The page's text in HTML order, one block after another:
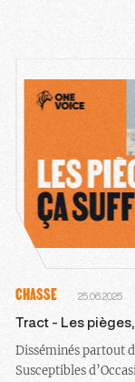
CHASSE 25.06.2025
Tract - Les
Disséminés partout
Susceptibles